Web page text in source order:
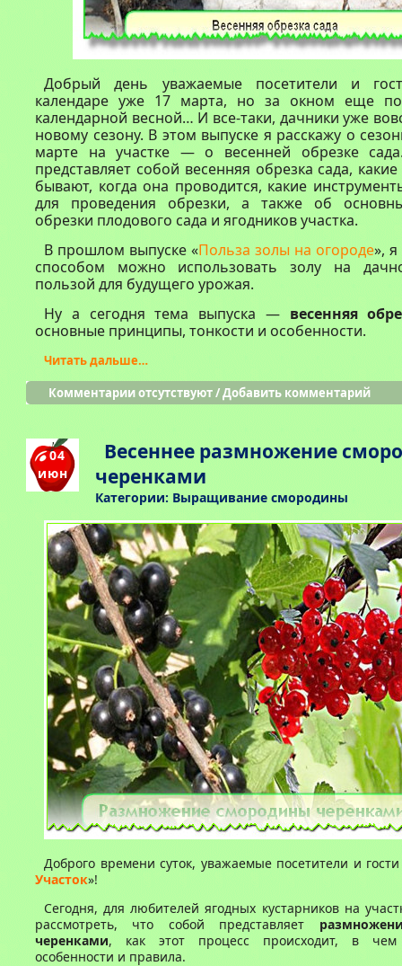
Добрый день уважаемые посетители и
календаре уже 17 марта, но за окном еще
календарной весной… И все-таки, дачники уже
новому сезону. В этом выпуске я расскажу о
марте на участке — о весенней обрезке
представляет собой весенняя обрезка сада,
бывают, когда она проводится, какие
для проведения обрезки, а также об
обрезки плодового сада и ягодников участка.
В прошлом выпуске «Польза золы на огороде»,
способом можно использовать золу на
пользой для будущего урожая.
Ну а сегодня тема выпуска — весенняя
основные принципы, тонкости и особенности.
Читать дальше…
Комментарии отсутствуют/Добавить комментарий
04
июн
Весеннее размножение
черенками
Категории: Выращивание смородины
Доброго времени суток, уважаемые посетители и гости
Участок»!
Сегодня, для любителей ягодных кустарников на
рассмотреть, что собой представляет
черенками, как этот процесс происходит, в чем
особенности и правила.